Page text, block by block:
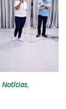
Notícias,